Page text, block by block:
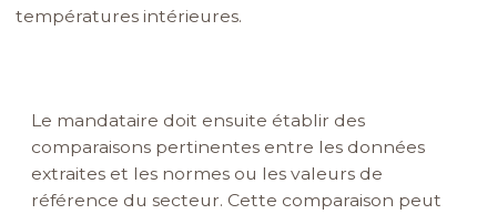
températures intérieures.
Le mandataire doit ensuite établir des
comparaisons pertinentes entre les données
extraites et les normes ou les valeurs de
référence du secteur. Cette comparaison peut